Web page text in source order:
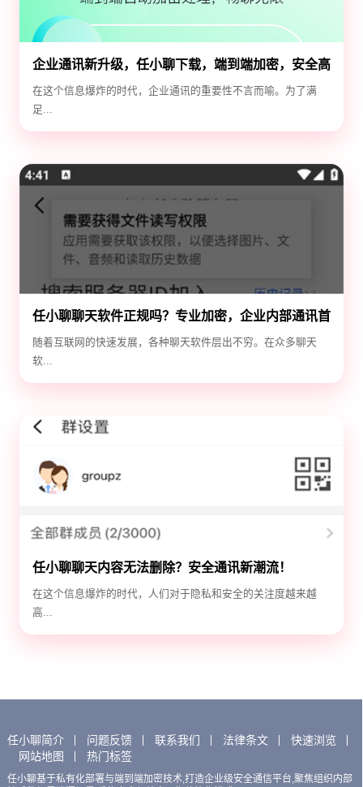
企业通讯新升级，任小聊下载，端到端加密，安全高
效！
在这个信息爆炸的时代，企业通讯的重要性不言而喻。为了满
足...
任小聊聊天软件正规吗？专业加密，企业内部通讯首
选！
随着互联网的快速发展，各种聊天软件层出不穷。在众多聊天
软...
任小聊聊天内容无法删除？安全通讯新潮流！
在这个信息爆炸的时代，人们对于隐私和安全的关注度越来越
高...
任小聊简介 问题反馈 联系我们 法律条文
快速浏览
网站地图
热门标签
任小聊基于私有化部署与端到端加密技术,打造企业级安全通信平台,聚焦组织内部